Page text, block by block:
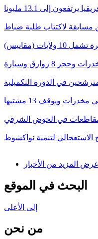
إلى 13.1 مليونا
مسابقة لاكتتاب طلبة ضباط
(مقاييس)
8 زوارق وسيارة
مترشحين في الدورة التكميلية
ويوقف 13 مشتبها
في الحوض الشرقي
لتنمية نواكشوط
البحث في الموقع
إلى الأعلى
من نحن